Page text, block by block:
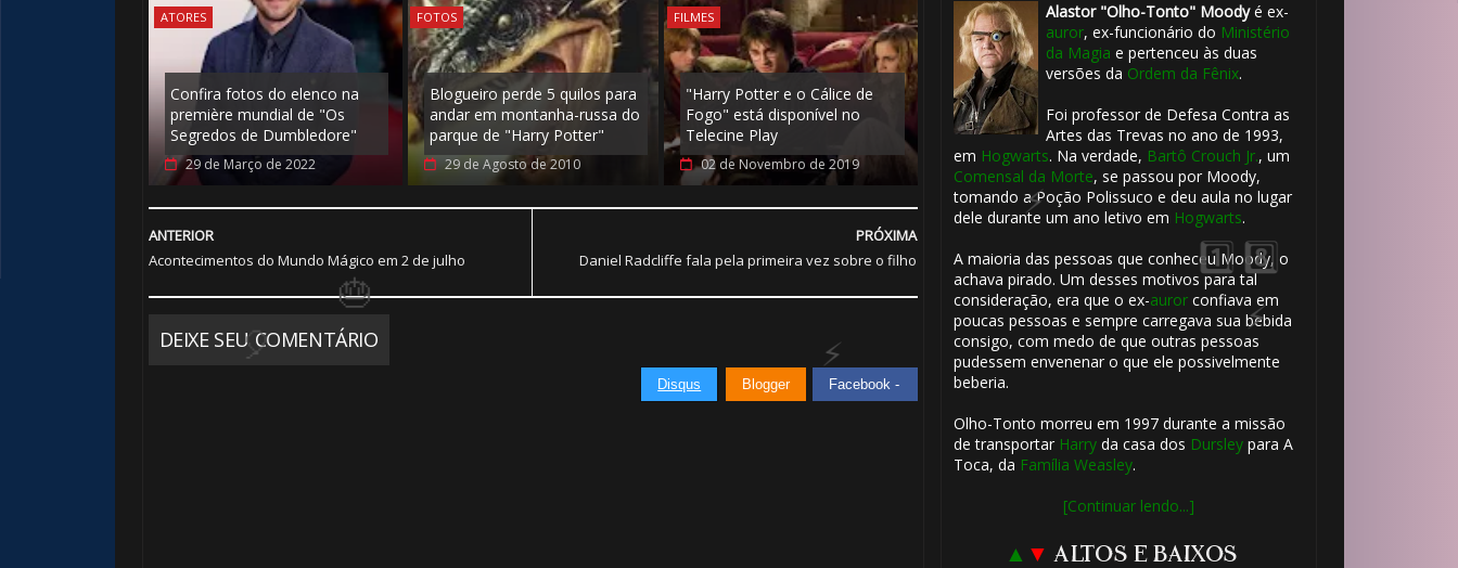
ATORES
Confira fotos do elenco na
première mundial de "Os
Segredos de Dumbledore"
29 de Março de 2022
FOTOS
Blogueiro perde 5 quilos para
andar em montanha-russa do
parque de "Harry Potter"
29 de Agosto de 2010
FILMES
"Harry Potter e o Cálice de
Fogo" está disponível no
Telecine Play
02 de Novembro de 2019
PRÓXIMA
Daniel Radcliffe fala pela primeira vez sobre o filho
ANTERIOR
Acontecimentos do Mundo Mágico em 2 de julho
DEIXE SEU COMENTÁRIO
Disqus Blogger Facebook -
Alastor "Olho-Tonto" Moodyé ex-
auror, ex-funcionário do Ministério
da Magia e pertenceu às duas
versões da Ordem da Fênix.
Foi professor de Defesa Contra as
Artes das Trevas no ano de 1993,
em Hogwarts. Na verdade, Bartô Crouch Jr., um
Comensal da Morte, se passou por Moody,
tomando a Poção Polissuco e deu aula no lugar
dele durante um ano letivo em Hogwarts.
A maioria das pessoas que conheceu Moody, o
achava pirado. Um desses motivos para tal
consideração, era que o ex-aurorconfiava em
poucas pessoas e sempre carregava sua bebida
consigo, com medo de que outras pessoas
pudessem envenenar o que ele possivelmente
beberia.
Olho-Tonto morreu em 1997 durante a missão
de transportar Harryda casa dos Dursleypara A
Toca, da Família Weasley.
[Continuar lendo...]
▲ ▼ ALTOS E BAIXOS
🎈 🎈
⚡